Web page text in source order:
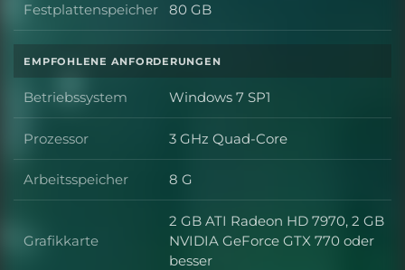
Festplattenspeicher Festplattenspeicher
80 GB
EMPFOHLENE ANFORDERUNGEN
Betriebssystem Betriebssystem
Windows 7 SP1
Prozessor Prozessor
3 GHz Quad-Core
Arbeitsspeicher Arbeitsspeicher
8 G
Grafikkarte Grafikkarte
2 GB ATI Radeon HD 7970, 2 GB
NVIDIA GeForce GTX 770 oder
besser